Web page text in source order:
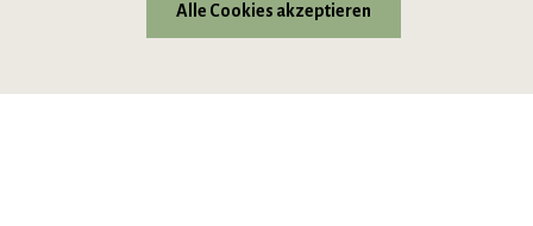
* Alle Preise inkl. gesetzl. Mehrwertsteuer zzgl.Versandkosten
Alle Cookies akzeptieren